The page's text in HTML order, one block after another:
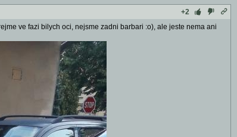
+2
ve fazi bilych oci, nejsme zadni barbari :o), ale jeste nema ani